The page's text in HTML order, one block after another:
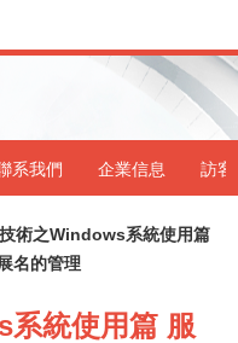
系我們 企業信息 訪客
術之Windows系統使用篇
名的管理
統使用篇 服